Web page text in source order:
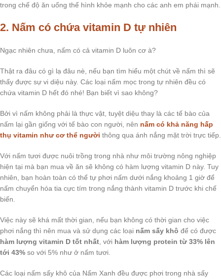
trong chế độ ăn uống thể hình khỏe mạnh cho các anh em phái mạnh.
2. Nấm có chứa vitamin D tự nhiên
Ngạc nhiên chưa, nấm có cả vitamin D luôn cơ à?
Thật ra đâu có gì lạ đâu nè, nếu bạn tìm hiểu một chút về nấm thì sẽ
thấy được sự vi diệu này. Các loại nấm mọc trong tự nhiên đều có
chứa vitamin D hết đó nhé! Bạn biết vì sao không?
Bởi vì nấm không phải là thực vật, tuyệt diệu thay là các tế bào của
nấm lại gần giống với tế bào con người, nên nấm có khả năng hấp
thụ vitamin như cơ thể người thông qua ánh nắng mặt trời trực tiếp.
Với nấm tươi được nuôi trồng trong nhà như môi trường nông nghiệp
hiện tại mà bạn mua về ăn sẽ không có hàm lượng vitamin D này. Tuy
nhiên, bạn hoàn toàn có thể tự phơi nấm dưới nắng khoảng 1 giờ để
nấm chuyển hóa tia cực tím trong nắng thành vitamin D trước khi chế
biến.
Việc này sẽ khá mất thời gian, nếu bạn không có thời gian cho việc
phơi nắng thì nên mua và sử dụng các loại nấm sấy khô để có được
hàm lượng vitamin D tốt nhất , với hàm lượng protein từ 33% lên
tới 43% so với 5% như ở nấm tươi.
Các loại nấm sấy khô của Nấm Xanh đều được phơi trong nhà sấy